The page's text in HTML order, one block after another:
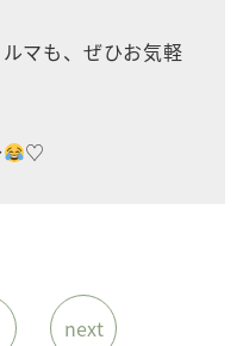
マも、ぜひお気軽
♡
next